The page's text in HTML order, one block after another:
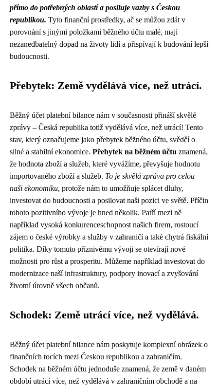
přímo do potřebných oblastí a posiluje vazby s Českou
republikou. Tyto finanční prostředky, ač se můžou zdát v
porovnání s jinými položkami běžného účtu malé, mají
nezanedbatelný dopad na životy lidí a přispívají k budování lepší
budoucnosti.
Přebytek: Země vydělává více, než utrácí.
Běžný účet platební bilance nám v současnosti přináší skvělé
zprávy – Česká republika totiž vydělává více, než utrácí! Tento
stav, který označujeme jako přebytek běžného účtu, svědčí o
silné a stabilní ekonomice. Přebytek na běžném účtu znamená,
že hodnota zboží a služeb, které vyvážíme, převyšuje hodnotu
importovaného zboží a služeb. To je skvělá zpráva pro celou
naši ekonomiku, protože nám to umožňuje splácet dluhy,
investovat do budoucnosti a posilovat naši pozici ve světě. Příčin
tohoto pozitivního vývoje je hned několik. Patří mezi ně
například vysoká konkurenceschopnost našich firem, rostoucí
zájem o české výrobky a služby v zahraničí a také chytrá fiskální
politika. Díky tomuto příznivému vývoji se otevírají nové
možnosti pro růst a prosperitu. Můžeme například investovat do
modernizace naší infrastruktury, podpory inovací a zvyšování
životní úrovně všech občanů.
Schodek: Země utrácí více, než vydělává.
Běžný účet platební bilance nám poskytuje komplexní obrázek o
finančních tocích mezi Českou republikou a zahraničím.
Schodek na běžném účtu jednoduše znamená, že země v daném
období utrácí více, než vydělává v zahraničním obchodě a na